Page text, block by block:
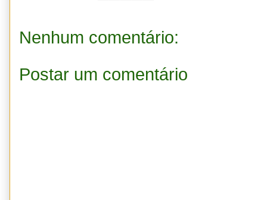
Nenhum comentário:
Postar um comentário